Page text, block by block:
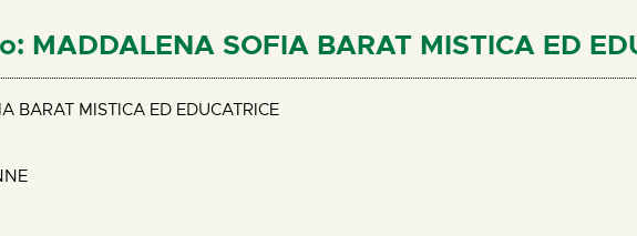
PERCORSI
BIBLIOTECA
MADDALENA SOFIA BARAT MISTICA ED
BARAT MISTICA ED EDUCATRICE